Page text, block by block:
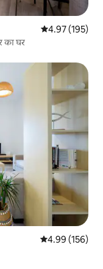
औसत रेटिंग 5 में से
4.97 (195)
का घर
औसत रेटिंग 5 में से
4.99 (156)